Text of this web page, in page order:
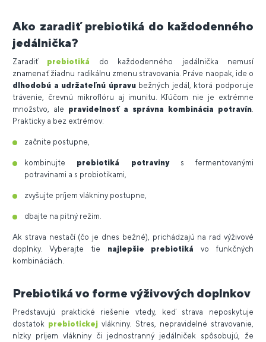
Ako zaradiť prebiotiká do každodenného
jedálnička?
Zaradiť prebiotiká do každodenného jedálnička nemusí
znamenať žiadnu radikálnu zmenu stravovania. Práve naopak, ide o
dlhodobú a udržateľnú úpravubežných jedál, ktorá podporuje
trávenie, črevnú mikroflóru aj imunitu. Kľúčom nie je extrémne
množstvo, ale pravidelnosť a správna kombinácia potravín
Prakticky a bez extrémov:
začnite postupne,
kombinujte prebiotiká potravinys fermentovanými
potravinami a s probiotikami,
zvyšujte príjem vlákniny postupne,
dbajte na pitný režim.
Ak strava nestačí (čo je dnes bežné), prichádzajú na rad výživové
doplnky. Vyberajte tie najlepšie prebiotiká vo funkčných
kombináciách.
Prebiotiká vo forme výživových doplnkov
Predstavujú praktické riešenie vtedy, keď strava neposkytuje
dostatok prebiotickej vlákniny. Stres, nepravidelné stravovanie,
nízky príjem vlákniny či jednostranný jedálniček spôsobujú, že